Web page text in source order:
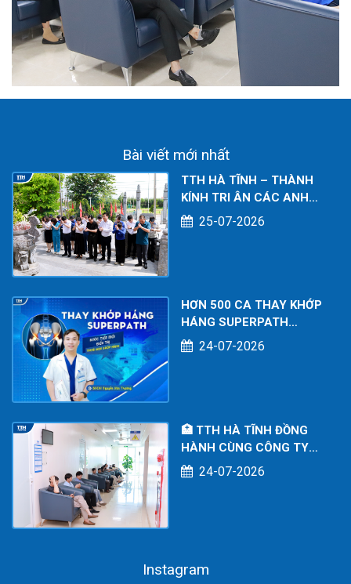
Bài viết mới nhất
TTH HÀ TĨNH – THÀNH
KÍNH TRI ÂN CÁC ANH
HÙNG LIỆT SĨ NHÂN KỶ
NIỆM 79 NĂM NGÀY
25-07-2026
HƠN 500 CA THAY KHỚP
HÁNG SUPERPATH
THÀNH CÔNG – DẤU ẤN
CHUYÊN MÔN TẠI BỆNH
24-07-2026
🏥 TTH HÀ TĨNH ĐỒNG
HÀNH CÙNG CÔNG TY
TNHH KOE POWER
SERVICES: CHĂM SÓC
24-07-2026
Instagram